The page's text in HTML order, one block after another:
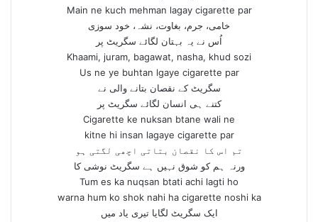
Main ne kuch mehman lagay cigarette par
خامی، جرم، بغاوت، نشہ، خود سوزی
اُس نے یہ بہتان لگائے سگریٹ پر
Khaami, juram, bagawat, nasha, khud sozi
Us ne ye buhtan lgaye cigarette par
سگریٹ کے نقصان بتانے والی نے
کتنے ہی انسان لگائے سگریٹ پر
Cigarette ke nuksan btane wali ne
kitne hi insan lagaye cigarette par
تم اس کا نقصان بتاتی اچھی لگتی ہو
ورنہ ہم کو شوق نہیں ہے سگریٹ نوشی کا
Tum es ka nuqsan btati achi lagti ho
warna hum ko shok nahi ha cigarette noshi ka
ایک سگریٹ لگایا تیری یاد میں